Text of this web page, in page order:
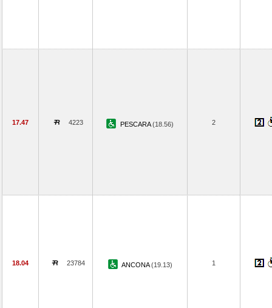
17.47 4223 PESCARA(18.56) 2
18.04 23784 ANCONA(19.13) 1